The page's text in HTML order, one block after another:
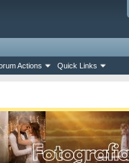
Actions Quick Links